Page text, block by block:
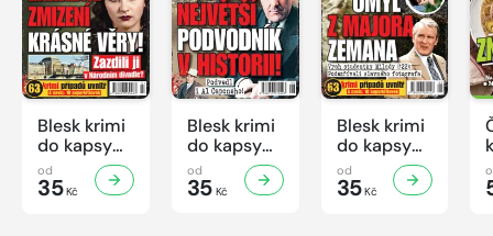
Blesk krimi
do kapsy
č.7/2026
od
35Kč
Blesk krimi
do kapsy
č.6/2026
od
35Kč
Blesk krimi
do kapsy
č.5/2026
od
35Kč